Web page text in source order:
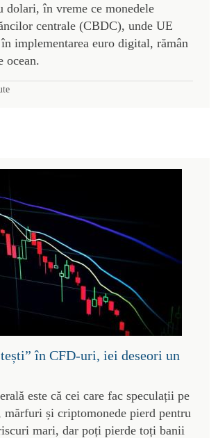
dolari, în vreme ce monedele
centrale (CBDC), unde UE
în implementarea euro digital, rămân
ocean.
în CFD-uri, iei deseori un
este că cei care fac speculații pe
și criptomonede pierd pentru
mari, dar poți pierde toți banii